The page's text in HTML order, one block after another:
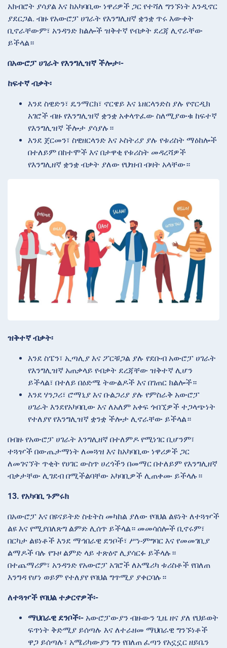
አክብሮት ያሳያል እና ከአካባቢው ነዋሪዎች ጋር የተሻለ ግንኙነት እንዲኖር
ያደርጋል. ብዙ የአውሮፓ ሀገራት የእንግሊዘኛ ቋንቋ ጥሩ እውቀት
ቢኖራቸውም፣ አንዳንድ ክልሎች ዝቅተኛ የብቃት ደረጃ ሊኖራቸው
ይችላል።
በአውሮፓ ሀገራት የእንግሊዝኛ ችሎታ፡-
ከፍተኛ ብቃት፡
እንደ ስዊድን፣ ዴንማርክ፣ ኖርዌይ እና ኔዘርላንድስ ያሉ የኖርዲክ
አገሮች ብዙ የእንግሊዝኛ ቋንቋ አቀላጥፈው ስለሚያውቁ ከፍተኛ
የእንግሊዝኛ ችሎታ ያሳያሉ።
እንደ ጀርመን፣ ስዊዘርላንድ እና ኦስትሪያ ያሉ የቱሪስት ማዕከሎች
በተለይም በከተሞች እና በታዋቂ የቱሪስት መዳረሻዎች
የእንግሊዘኛ ቋንቋ ብቃት ያለው የህዝብ ብዛት አላቸው።
ዝቅተኛ ብቃት፡
እንደ ስፔን፣ ኢጣሊያ እና ፖርቹጋል ያሉ የደቡብ አውሮፓ ሀገራት
የእንግሊዝኛ አጠቃላይ የብቃት ደረጃቸው ዝቅተኛ ሊሆን
ይችላል፣ በተለይ በዕድሜ ትውልዶች እና በገጠር ክልሎች።
እንደ ሃንጋሪ፣ ሮማኒያ እና ቡልጋሪያ ያሉ የምስራቅ አውሮፓ
ሀገራት እንደየአካባቢው እና ለአለም አቀፍ ጎብኚዎች ተጋላጭነት
የተለያየ የእንግሊዝኛ ቋንቋ ችሎታ ሊኖራቸው ይችላል።
በብዙ የአውሮፓ ሀገራት እንግሊዘኛ በተለምዶ የሚነገር ቢሆንም፣
ተጓዦች በውጤታማነት ለመጓዝ እና ከአካባቢው ነዋሪዎች ጋር
ለመገናኘት ጥቂት የሀገር ውስጥ ሀረጎችን በመማር በተለይም የእንግሊዘኛ
ብቃታቸው ሊገደብ በሚችልባቸው አካባቢዎች ሊጠቀሙ ይችላሉ።
13. የአካባቢ ጉምሩክ
በአውሮፓ እና በዩናይትድ ስቴትስ መካከል ያለው የባህል ልዩነት ለተጓዦች
ልዩ እና የሚያበለጽግ ልምድ ሊሰጥ ይችላል። መመሳሰሎች ቢኖሩም፣
በርካታ ልዩነቶች እንደ ማኅበራዊ ደንቦች፣ ሥነ-ምግባር እና የመመገቢያ
ልማዶች ባሉ የጉዞ ልምድ ላይ ተጽዕኖ ሊያሳርፉ ይችላሉ።
በተጨማሪም፣ አንዳንድ የአውሮፓ አገሮች ለአሜሪካ ቱሪስቶች የበለጠ
እንግዳ የሆነ ወይም የተለያየ የባህል ግጥሚያ ያቀርባሉ።
ለተጓዦች የባህል ተቃርኖዎች፡-
ማህበራዊ ደንቦች፡- አውሮፓውያን ብዙውን ጊዜ ዘና ያለ የህይወት
ፍጥነት ቅድሚያ ይሰጣሉ እና ለተራዘመ ማህበራዊ ግንኙነቶች
ዋጋ ይሰጣሉ፣ አሜሪካውያን ግን የበለጠ ፈጣን የአኗኗር ዘይቤን